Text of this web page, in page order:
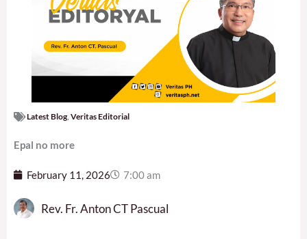
Latest Blog Veritas Editorial
Epal no more
February 11, 2026 7:00 am
Rev. Fr. Anton CT Pascual